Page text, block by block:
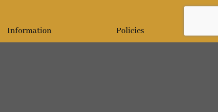
Information Policies